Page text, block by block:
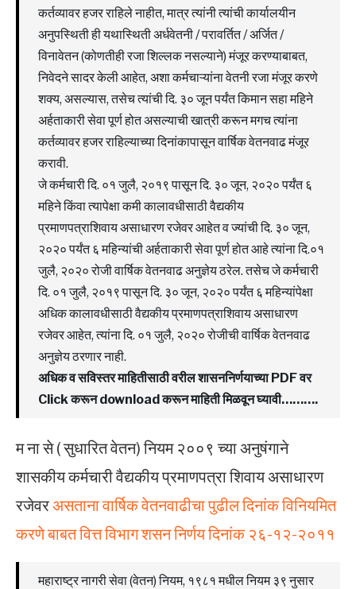
कर्तव्यावर हजर राहिले नाहीत, मात्र त्यांनी त्यांची कार्यालयीन
अनुपस्थिती ही यथास्थिती अर्धवेतनी / परावर्तित / अर्जित /
विनावेतन (कोणतीही रजा शिल्लक नसल्याने) मंजूर करण्याबाबत,
निवेदने सादर केली आहेत, अशा कर्मचाऱ्यांना वेतनी रजा मंजूर करणे
शक्य, असल्यास, तसेच त्यांची दि. ३० जून पर्यंत किमान सहा महिने
अर्हताकारी सेवा पूर्ण होत असल्याची खात्री करून मगच त्यांना
कर्तव्यावर हजर राहिल्याच्या दिनांकापासून वार्षिक वेतनवाढ मंजूर
करावी.
जे कर्मचारी दि. ०१ जुलै, २०१९ पासून दि. ३० जून, २०२० पर्यंत ६
महिने किंवा त्यापेक्षा कमी कालावधीसाठी वैद्यकीय
प्रमाणपत्राशिवाय असाधारण रजेवर आहेत व ज्यांची दि. ३० जून,
२०२० पर्यंत ६ महिन्यांची अर्हताकारी सेवा पूर्ण होत आहे त्यांना दि.०१
जुलै, २०२० रोजी वार्षिक वेतनवाढ अनुज्ञेय ठरेल. तसेच जे कर्मचारी
दि. ०१ जुलै, २०१९ पासून दि. ३० जून, २०२० पर्यंत ६ महिन्यांपेक्षा
अधिक कालावधीसाठी वैद्यकीय प्रमाणपत्राशिवाय असाधारण
रजेवर आहेत, त्यांना दि. ०१ जुलै, २०२० रोजीची वार्षिक वेतनवाढ
अनुज्ञेय ठरणार नाही.
अधिक व सविस्तर माहितीसाठी वरील शासननिर्णयाच्या PDF वर
Click करून download करून माहिती मिळवून घ्यावी……….
म ना से ( सुधारित वेतन) नियम २००९ च्या अनुषंगाने
शासकीय कर्मचारी वैद्यकीय प्रमाणपत्रा शिवाय असाधारण
रजेवरअसताना वार्षिक वेतनवाढीचा पुढील दिनांक विनियमित
करणे बाबत वित्त विभाग शसन निर्णय दिनांक २६-१२-२०११
महाराष्ट्र नागरी सेवा (वेतन) नियम, १९८१ मधील नियम ३९ नुसार